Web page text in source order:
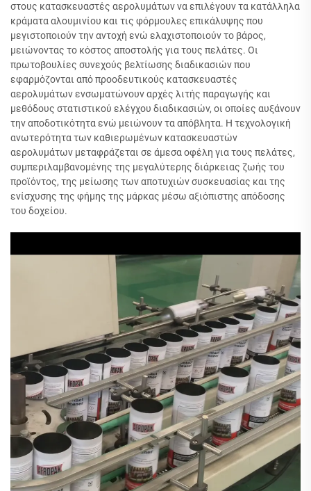
στους κατασκευαστές αερολυμάτων να επιλέγουν τα κατάλληλα
κράματα αλουμινίου και τις φόρμουλες επικάλυψης που
μεγιστοποιούν την αντοχή ενώ ελαχιστοποιούν το βάρος,
μειώνοντας το κόστος αποστολής για τους πελάτες. Οι
πρωτοβουλίες συνεχούς βελτίωσης διαδικασιών που
εφαρμόζονται από προοδευτικούς κατασκευαστές
αερολυμάτων ενσωματώνουν αρχές λιτής παραγωγής και
μεθόδους στατιστικού ελέγχου διαδικασιών, οι οποίες αυξάνουν
την αποδοτικότητα ενώ μειώνουν τα απόβλητα. Η τεχνολογική
ανωτερότητα των καθιερωμένων κατασκευαστών
αερολυμάτων μεταφράζεται σε άμεσα οφέλη για τους πελάτες,
συμπεριλαμβανομένης της μεγαλύτερης διάρκειας ζωής του
προϊόντος, της μείωσης των αποτυχιών συσκευασίας και της
ενίσχυσης της φήμης της μάρκας μέσω αξιόπιστης απόδοσης
του δοχείου.